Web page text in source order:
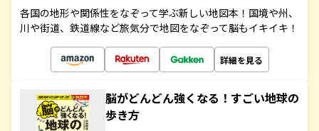
各国の地形や関係性をなぞって学ぶ新しい地図本！国境や州、
川や街道、鉄道線など旅気分で地図をなぞって脳もイキイキ！
詳細を見る
脳がどんどん強くなる！すごい地球の
歩き方